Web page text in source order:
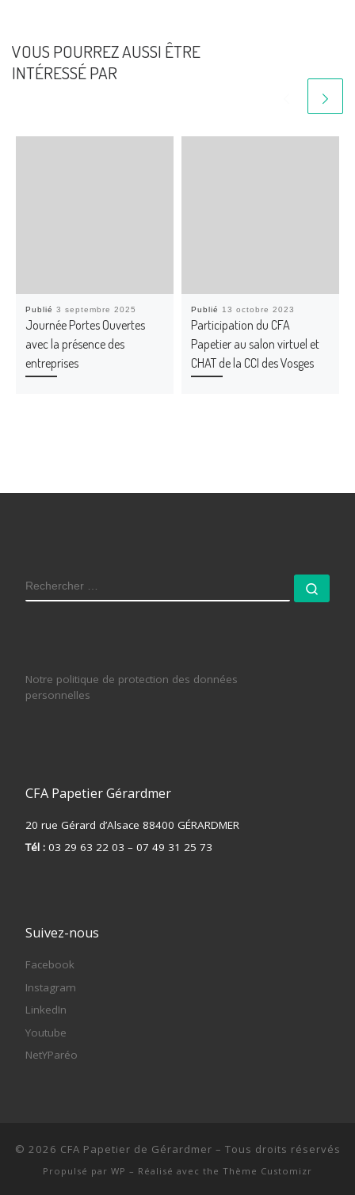
VOUS POURREZ AUSSI ÊTRE
INTÉRESSÉ PAR
Publié 3 septembre 2025
Journée Portes Ouvertes
avec la présence des
entreprises
Publié 13 octobre 2023
Participation du CFA
Papetier au salon virtuel et
CHAT de la CCI des Vosges
RECHERCHER
Notre politique de protection des données
personnelles
CFA Papetier Gérardmer
20 rue Gérard d’Alsace 88400 GÉRARDMER
Tél :03 29 63 22 03 – 07 49 31 25 73
Suivez-nous
Facebook
Instagram
LinkedIn
Youtube
NetYParéo
© 2026 CFA Papetier de Gérardmer – Tous droits réservés
Propulsé par WP – Réalisé avec the Thème Customizr